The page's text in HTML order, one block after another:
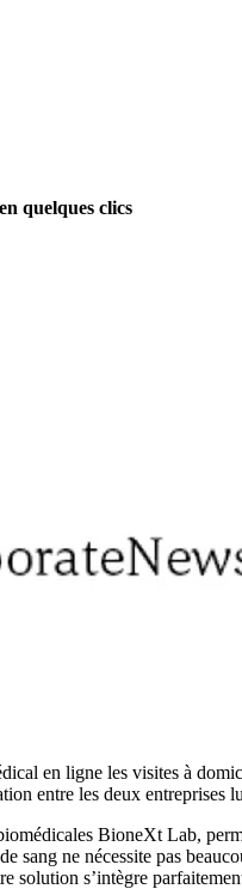
quelques clics
en ligne les visites à
entre les deux entreprises
BioneXt Lab,
sang ne nécessite pas
s’intègre